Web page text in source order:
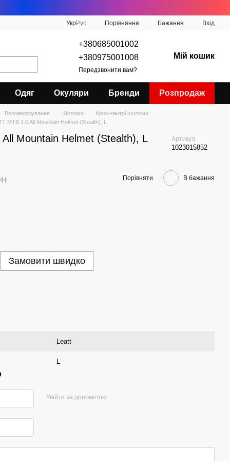
УкрРус Порівняння Бажання Вхід
+380685001002
+380975001008
Передзвонити вам?
Мій кошик
Одяг Окуляри Бренди Розпродаж
Велоекіпірування Шоломи
Крос-кантрі шоломи
MTB 1.0 All Mountain Helmet (Stealth), L
Mountain Helmet (Stealth), L Артикул
1023015852
Порівняти В бажання
Замовити швидко
Leatt
L
Увійти за допомогою